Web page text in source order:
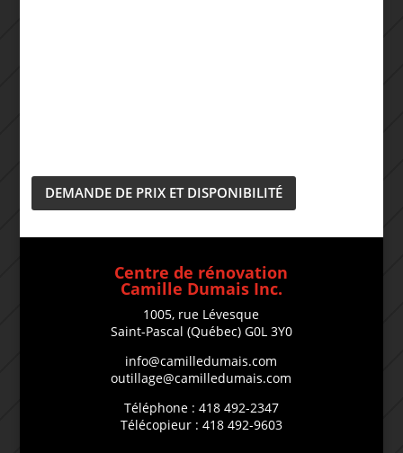
DEMANDE DE PRIX ET DISPONIBILITÉ
Centre de rénovation
Camille Dumais Inc.
1005, rue Lévesque
Saint-Pascal (Québec) G0L 3Y0
info@camilledumais.com
outillage@camilledumais.com
Téléphone : 418 492-2347
Télécopieur : 418 492-9603